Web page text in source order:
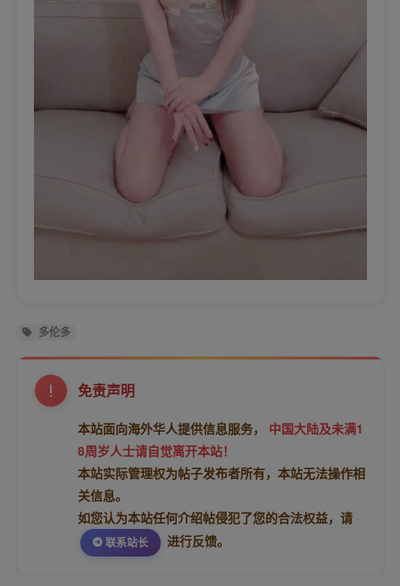
多伦多
免责声明
本站面向海外华人提供信息服务，
中国大陆及未满1
8周岁人士请自觉离开本站！
本站实际管理权为帖子发布者所有，本站无法操作相
关信息。
如您认为本站任何介绍帖侵犯了您的合法权益，请
联系站长 进行反馈。